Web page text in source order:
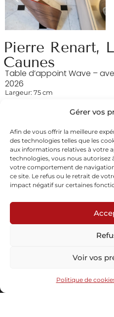
Gérer vos
Afin de vous offrir la meilleure
des technologies telles que les
aux informations relatives à votre
technologies, vous nous autorisez
votre comportement de
ce site. Le refus ou le retrait de
impact négatif sur certaines
Voir vos
Politique de
Pierre Renart,
Caunes
Table d’appoint Wave –
2026
Largeur: 75 cm
Noyer américain, marqueterie
En stock
Demande d'informations